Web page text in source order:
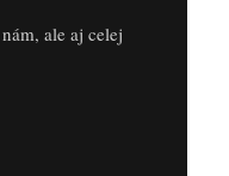
ale aj celej